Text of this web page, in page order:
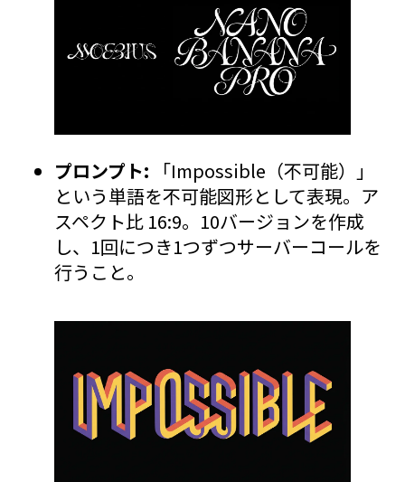
プロンプト:
「Impossible（不可能）」
という単語を不可能図形として表現。ア
スペクト比 16:9。10バージョンを作成
し、1回につき1つずつサーバーコールを
行うこと。